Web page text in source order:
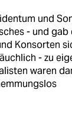
und
- und
Konsorten
- zu
waren